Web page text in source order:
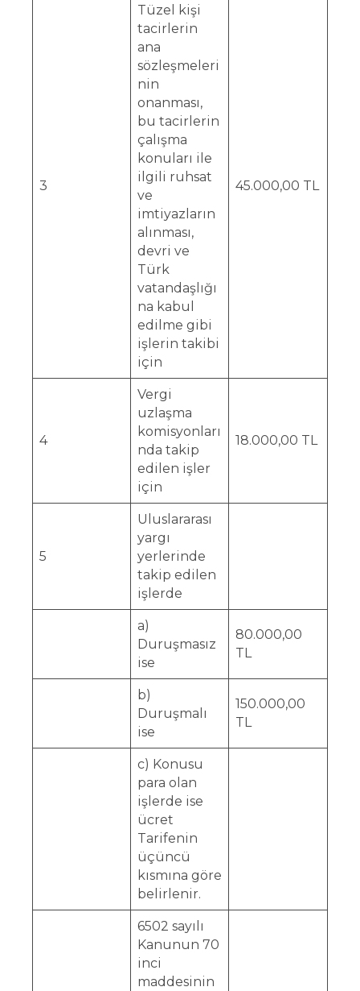
3
Tüzel kişi
tacirlerin
ana
sözleşmeleri
nin
onanması,
bu tacirlerin
çalışma
konuları ile
ilgili ruhsat
ve
imtiyazların
alınması,
devri ve
Türk
vatandaşlığı
na kabul
edilme gibi
işlerin takibi
için
45.000,00 TL
4
Vergi
uzlaşma
komisyonları
nda takip
edilen işler
için
18.000,00 TL
5
Uluslararası
yargı
yerlerinde
takip edilen
işlerde
a)
Duruşmasız
ise
80.000,00
TL
b)
Duruşmalı
ise
150.000,00
TL
c) Konusu
para olan
işlerde ise
ücret
Tarifenin
üçüncü
kısmına göre
belirlenir.
6502 sayılı
Kanunun 70
inci
maddesinin